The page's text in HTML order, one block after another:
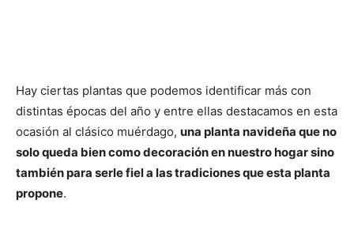
Hay ciertas plantas que podemos identificar más con
distintas épocas del año y entre ellas destacamos en esta
ocasión al clásico muérdago, una planta navideña que no
solo queda bien como decoración en nuestro hogar sino
también para serle fiel a las tradiciones que esta planta
propone.